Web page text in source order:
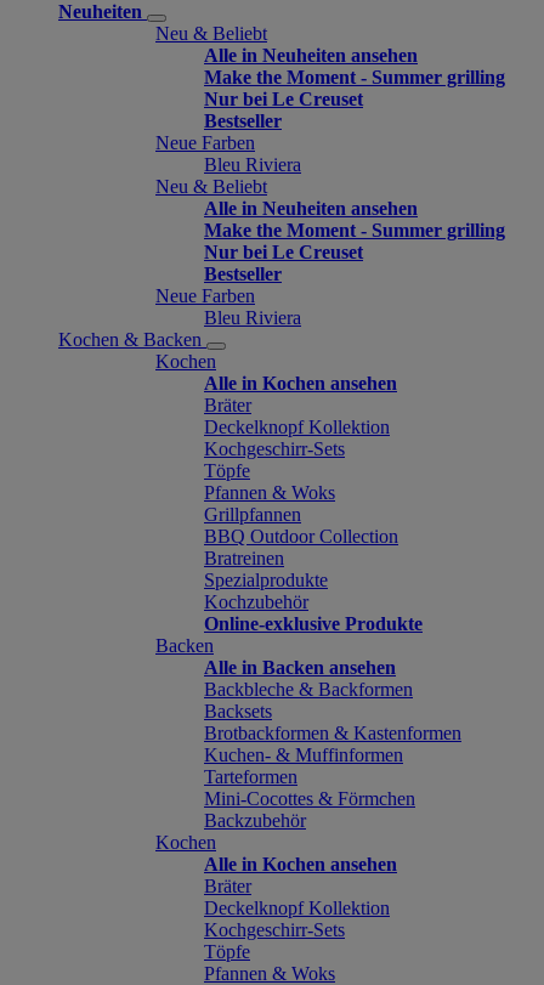
Neuheiten
Neu & Beliebt
Alle in Neuheiten ansehen
Make the Moment - Summer grilling
Nur bei Le Creuset
Bestseller
Neue Farben
Bleu Riviera
Neu & Beliebt
Alle in Neuheiten ansehen
Make the Moment - Summer grilling
Nur bei Le Creuset
Bestseller
Neue Farben
Bleu Riviera
Kochen & Backen
Kochen
Alle in Kochen ansehen
Bräter
Deckelknopf Kollektion
Kochgeschirr-Sets
Töpfe
Pfannen & Woks
Grillpfannen
BBQ Outdoor Collection
Bratreinen
Spezialprodukte
Kochzubehör
Online-exklusive Produkte
Backen
Alle in Backen ansehen
Backbleche & Backformen
Backsets
Brotbackformen & Kastenformen
Kuchen- & Muffinformen
Tarteformen
Mini-Cocottes & Förmchen
Backzubehör
Kochen
Alle in Kochen ansehen
Bräter
Deckelknopf Kollektion
Kochgeschirr-Sets
Töpfe
Pfannen & Woks